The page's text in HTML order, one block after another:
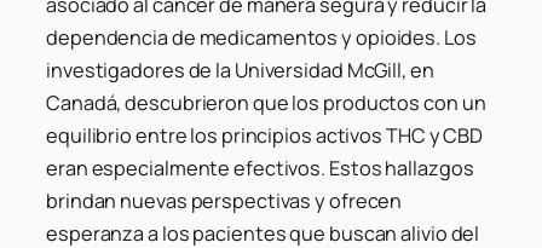
dependencia de medicamentos y opioides. Los
investigadores de la Universidad McGill, en
Canadá, descubrieron que los productos con un
equilibrio entre los principios activos THC y CBD
eran especialmente efectivos. Estos hallazgos
brindan nuevas perspectivas y ofrecen
esperanza a los pacientes que buscan alivio del